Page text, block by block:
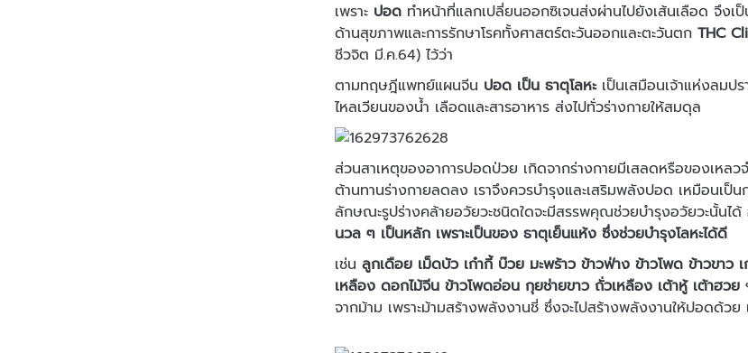
เพราะ ปอด ทำหน้าที่แลกเปลี่ยนออกซิเจนส่งผ่านไปยังเส้นเลือด จึง
ด้านสุขภาพและการรักษาโรคทั้งศาสตร์ตะวันออกและตะวันตกTHC
ชีวจิต มี.ค.64) ไว้ว่า
ตามทฤษฎีแพทย์แผนจีน ปอด เป็น ธาตุโลหะเป็นเสมือนเจ้าแห่งลมป
ไหลเวียนของน้ำ เลือดและสารอาหาร ส่งไปทั่วร่างกายให้สมดุล
ส่วนสาเหตุของอาการปอดป่วย เกิดจากร่างกายมีเสลดหรือของเหล
ต้านทานร่างกายลดลง เราจึงควรบำรุงและเสริมพลังปอด เหมือนเ
ลักษณะรูปร่างคล้ายอวัยวะชนิดใดจะมีสรรพคุณช่วยบำรุงอวัยวะนั้นไ
นวล ๆ เป็นหลัก เพราะเป็นของ ธาตุเย็นแห้ง ซึ่งช่วยบำรุงโลหะได้ดี
เช่นลูกเดือย เม็ดบัว เก๋ากี้ บ๊วย มะพร้าว ข้าวฟ่าง ข้าวโพด ข้าวขา
เหลือง ดอกไม้จีน ข้าวโพดอ่อน กุยช่ายขาว ถั่วเหลือง เต้าหู้ เต้าฮวย
จากม้าม เพราะม้ามสร้างพลังงานชี่ ซึ่งจะไปสร้างพลังงานให้ปอดด้ว